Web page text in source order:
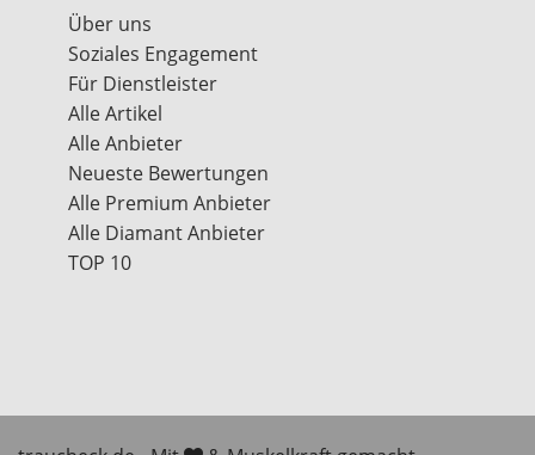
Über uns
Soziales Engagement
Für Dienstleister
Alle Artikel
Alle Anbieter
Neueste Bewertungen
Alle Premium Anbieter
Alle Diamant Anbieter
TOP 10